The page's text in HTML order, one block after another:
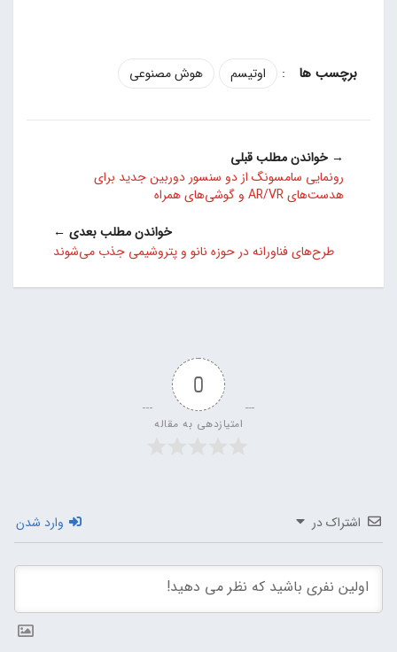
: اوتیسم هوش مصنوعی
→ خواندن مطلب قبلی
رونمایی سامسونگ از دو سنسور دوربین جدید برای
هدست‌های AR/VR و گوشی‌های همراه
خواندن مطلب بعدی ←
طرح‌های فناورانه در حوزه نانو و پتروشیمی جذب می‌شوند
0
امتیازدهی به مقاله
اشتراک در وارد شدن